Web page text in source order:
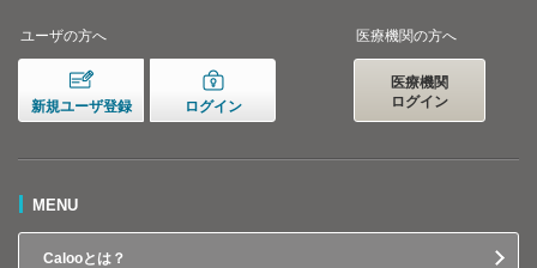
ユーザの方へ
新規ユーザ登録 ログイン
医療機関の方へ
医療機関
ログイン
MENU
Calooとは？